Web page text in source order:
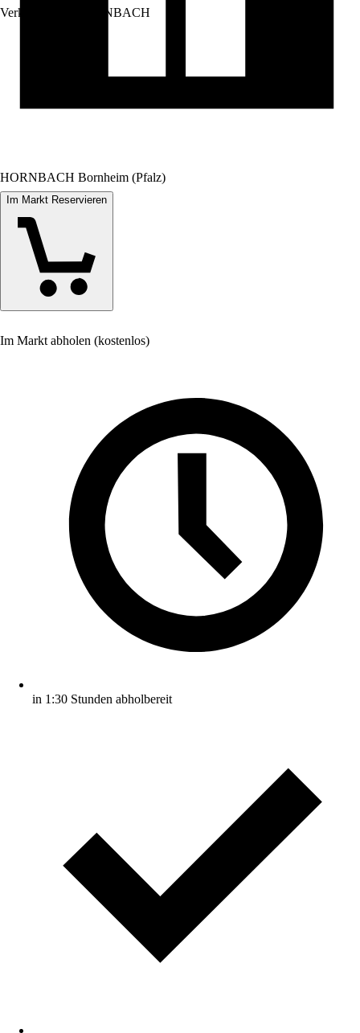
Verkauf durch: HORNBACH
HORNBACH Bornheim (Pfalz)
Im Markt Reservieren
Im Markt abholen (kostenlos)
in 1:30 Stunden abholbereit